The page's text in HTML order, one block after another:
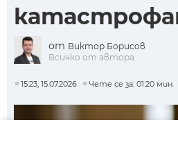
от Виктор Борисов
Всичко от автора
15:23, 15.07.2026 Чете се за: 01:20 мин.